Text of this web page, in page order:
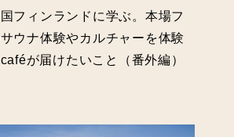
フィンランドに学ぶ。本場フ
ウナ体験やカルチャーを体験
が届けたいこと（番外編）